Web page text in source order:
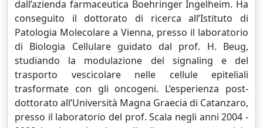
dall’azienda farmaceutica Boehringer Ingelheim. Ha
conseguito il dottorato di ricerca all’Istituto di
Patologia Molecolare a Vienna, presso il laboratorio
di Biologia Cellulare guidato dal prof. H. Beug,
studiando la modulazione del signaling e del
trasporto vescicolare nelle cellule epiteliali
trasformate con gli oncogeni. L’esperienza post-
dottorato all’Università Magna Graecia di Catanzaro,
presso il laboratorio del prof. Scala negli anni 2004 -